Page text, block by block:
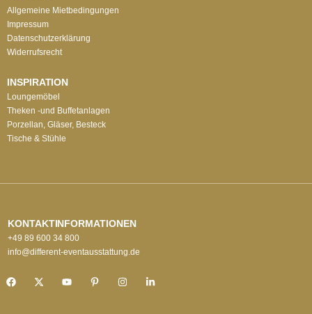
Allgemeine Mietbedingungen
Impressum
Datenschutzerklärung
Widerrufsrecht
INSPIRATION
Loungemöbel
Theken -und Buffetanlagen
Porzellan, Gläser, Besteck
Tische & Stühle
KONTAKTINFORMATIONEN
+49 89 600 34 800
info@different-eventausstattung.de